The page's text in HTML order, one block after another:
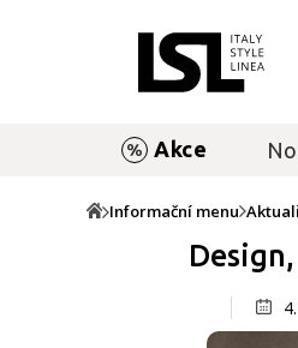
Akce
Informační menu